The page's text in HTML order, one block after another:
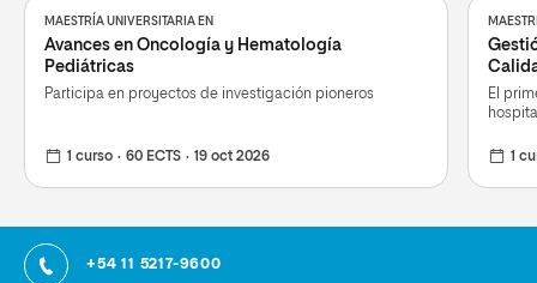
MAESTRÍA UNIVERSITARIA EN
Avances en Oncología y Hematología
Pediátricas
Participa en proyectos de investigación pioneros
1 curso 60 ECTS 19 oct 2026
El
1
+54 11 5217-9600